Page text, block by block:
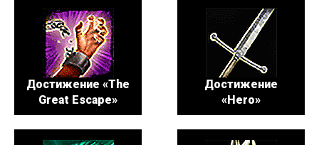
Достижение «The
Great Escape»
Достижение
«Hero»